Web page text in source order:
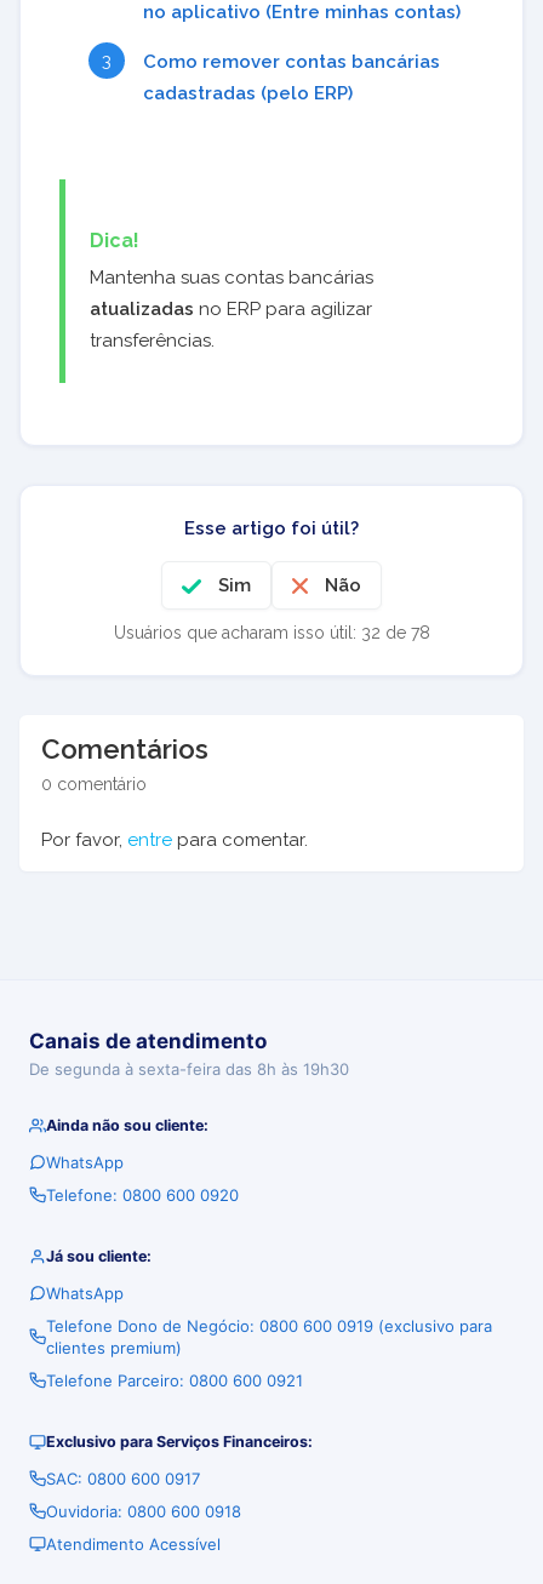
no aplicativo (Entre minhas contas)
Como remover contas bancárias
cadastradas (pelo ERP)
Dica!
Mantenha suas contas bancárias
atualizadas no ERP para agilizar
transferências.
Esse artigo foi útil?
Sim Não
Usuários que acharam isso útil: 32 de 78
Comentários
0 comentário
Por favor, entre para comentar.
Canais de atendimento
De segunda à sexta-feira das 8h às 19h30
Ainda não sou cliente:
WhatsApp
Telefone: 0800 600 0920
Já sou cliente:
WhatsApp
Telefone Dono de Negócio: 0800 600 0919 (exclusivo para
clientes premium)
Telefone Parceiro: 0800 600 0921
Exclusivo para Serviços Financeiros:
SAC: 0800 600 0917
Ouvidoria: 0800 600 0918
Atendimento Acessível